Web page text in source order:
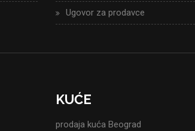
Ugovor za prodavce
KUĆE
prodaja kuća Beograd